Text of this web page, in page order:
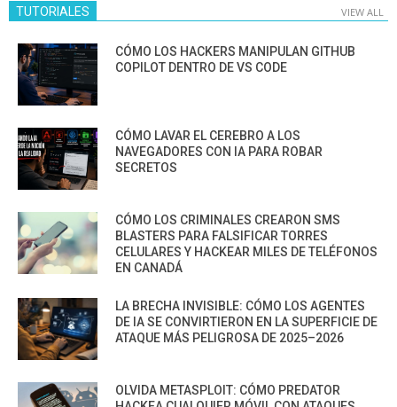
TUTORIALES VIEW ALL
CÓMO LOS HACKERS MANIPULAN GITHUB
COPILOT DENTRO DE VS CODE
CÓMO LAVAR EL CEREBRO A LOS
NAVEGADORES CON IA PARA ROBAR
SECRETOS
CÓMO LOS CRIMINALES CREARON SMS
BLASTERS PARA FALSIFICAR TORRES
CELULARES Y HACKEAR MILES DE TELÉFONOS
EN CANADÁ
LA BRECHA INVISIBLE: CÓMO LOS AGENTES
DE IA SE CONVIRTIERON EN LA SUPERFICIE DE
ATAQUE MÁS PELIGROSA DE 2025–2026
OLVIDA METASPLOIT: CÓMO PREDATOR